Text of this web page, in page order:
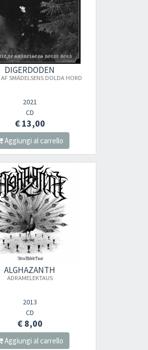
DIGERDODEN
AF SMÄDELSENS DOLDA HORD
2021
CD
€ 13,00
Aggiungi al carrello
ALGHAZANTH
ADRAMELEKTAUS
2013
CD
€ 8,00
Aggiungi al carrello
Iscriviti alla newsletter di
essere sempre informato delle novità, degli
ultimi arrivi in negozio e delle promozioni